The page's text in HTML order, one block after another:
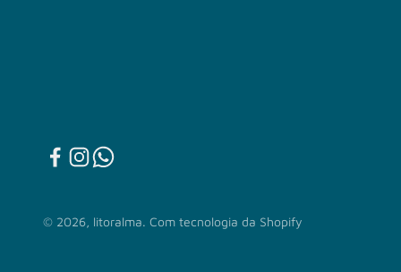
© 2026, litoralma. Com tecnologia da Shopify